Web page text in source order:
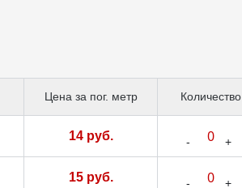
Цена за пог. метр Количество
14 руб.
15 руб.